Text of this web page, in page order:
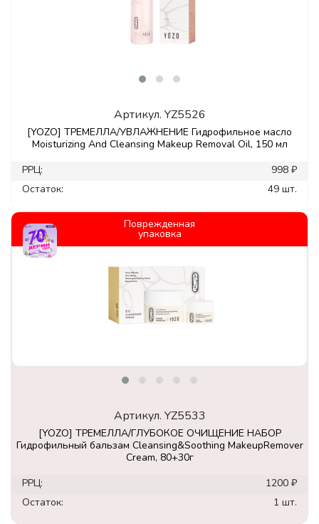
Артикул. YZ5526
[YOZO] ТРЕМЕЛЛА/УВЛАЖНЕНИЕ Гидрофильное масло
Moisturizing And Cleansing Makeup Removal Oil, 150 мл
РРЦ:
998 ₽
Остаток:
49 шт.
Поврежденная
упаковка
Артикул. YZ5533
[YOZO] ТРЕМЕЛЛА/ГЛУБОКОЕ ОЧИЩЕНИЕ НАБОР
Гидрофильный бальзам Cleansing&Soothing MakeupRemover
Cream, 80+30г
РРЦ:
1200 ₽
Остаток:
1 шт.